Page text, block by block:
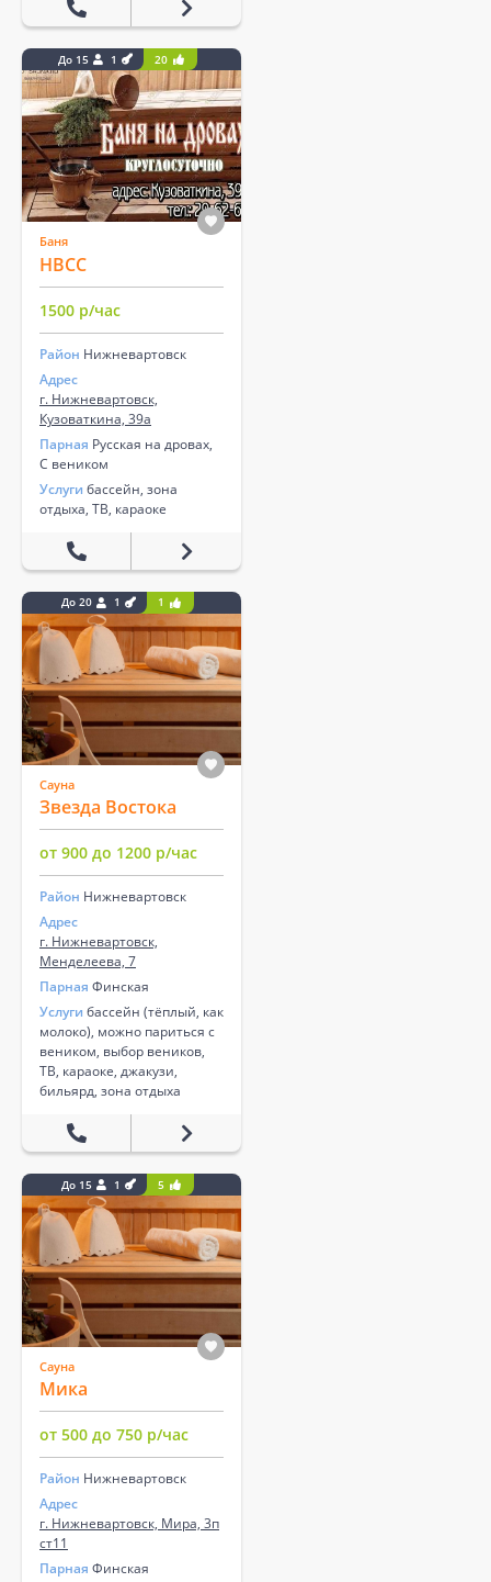
До 15 1 20
Баня
НВСС
1500 р/час
Район Нижневартовск
Адрес
г. Нижневартовск,
Кузоваткина, 39а
Парная Русская на дровах,
С веником
Услуги бассейн, зона
отдыха, ТВ, караоке
До 20 1 1
Сауна
Звезда Востока
от 900 до 1200 р/час
Район Нижневартовск
Адрес
г. Нижневартовск,
Менделеева, 7
Парная Финская
Услуги бассейн (тёплый, как
молоко), можно париться с
веником, выбор веников,
ТВ, караоке, джакузи,
бильярд, зона отдыха
До 15 1 5
Сауна
Мика
от 500 до 750 р/час
Район Нижневартовск
Адрес
г. Нижневартовск, Мира, 3п
ст11
Парная Финская